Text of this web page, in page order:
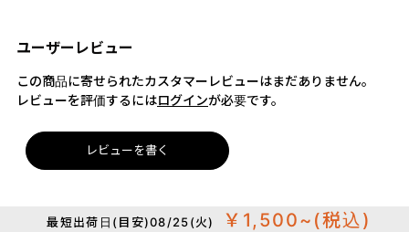
ユーザーレビュー
この商品に寄せられたカスタマーレビューはまだありません。
レビューを評価するにはログインが必要です。
レビューを書く
最短出荷日(目安)08/25(火) ￥1,500~ (税込)